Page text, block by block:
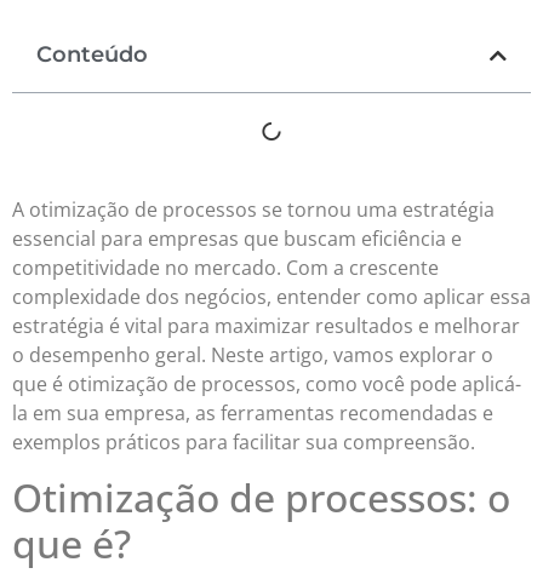
Conteúdo
A otimização de processos se tornou uma estratégia
essencial para empresas que buscam eficiência e
competitividade no mercado. Com a crescente
complexidade dos negócios, entender como aplicar essa
estratégia é vital para maximizar resultados e melhorar
o desempenho geral. Neste artigo, vamos explorar o
que é otimização de processos, como você pode aplicá-
la em sua empresa, as ferramentas recomendadas e
exemplos práticos para facilitar sua compreensão.
Otimização de processos: o
que é?